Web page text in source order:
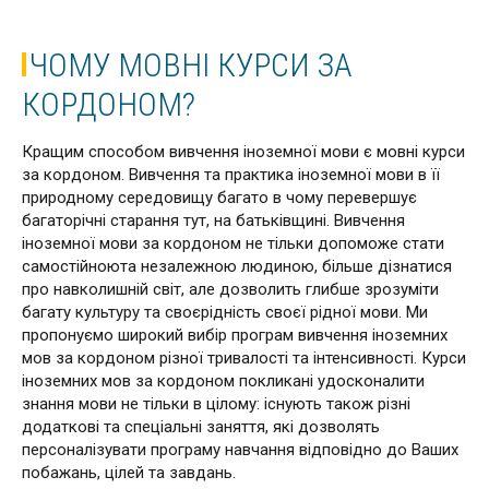
ЧОМУ МОВНІ КУРСИ ЗА
КОРДОНОМ?
Кращим способом вивчення іноземної мови є мовні курси
за кордоном. Вивчення та практика іноземної мови в її
природному середовищу багато в чому перевершує
багаторічні старання тут, на батьківщині. Вивчення
іноземної мови за кордоном не тільки допоможе стати
самостійноюта незалежною людиною, більше дізнатися
про навколишній світ, але дозволить глибше зрозуміти
багату культуру та своєрідність своєї рідної мови. Ми
пропонуємо широкий вибір програм вивчення іноземних
мов за кордоном різної тривалості та інтенсивності. Курси
іноземних мов за кордоном покликані удосконалити
знання мови не тільки в цілому: існують також різні
додаткові та спеціальні заняття, які дозволять
персоналізувати програму навчання відповідно до Ваших
побажань, цілей та завдань.